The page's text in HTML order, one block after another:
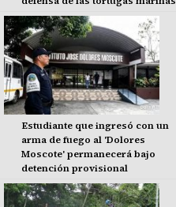
Estudiante que ingresó con un
arma de fuego al 'Dolores
Moscote' permanecerá bajo
detención provisional